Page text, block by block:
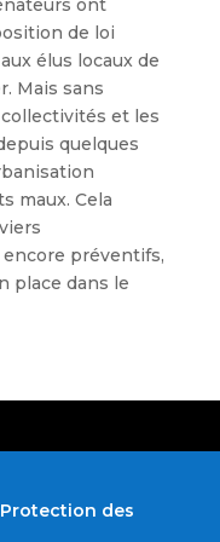
ont
de loi
élus locaux de
Mais sans
et les
quelques
maux. Cela
préventifs,
place dans le
des